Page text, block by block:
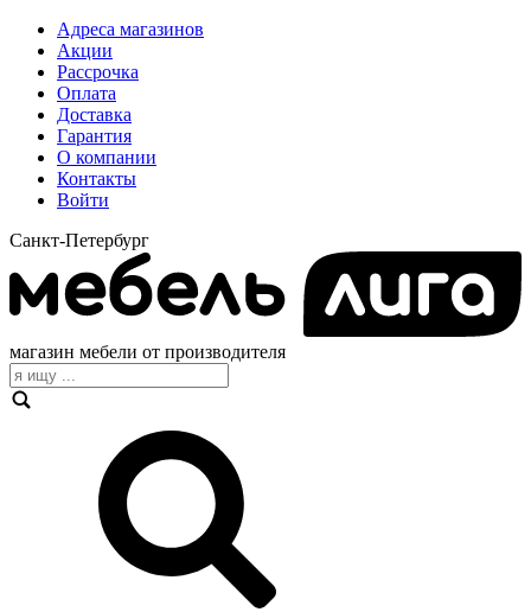
Адреса магазинов
Акции
Рассрочка
Оплата
Доставка
Гарантия
О компании
Контакты
Войти
Санкт-Петербург
магазин мебели от производителя